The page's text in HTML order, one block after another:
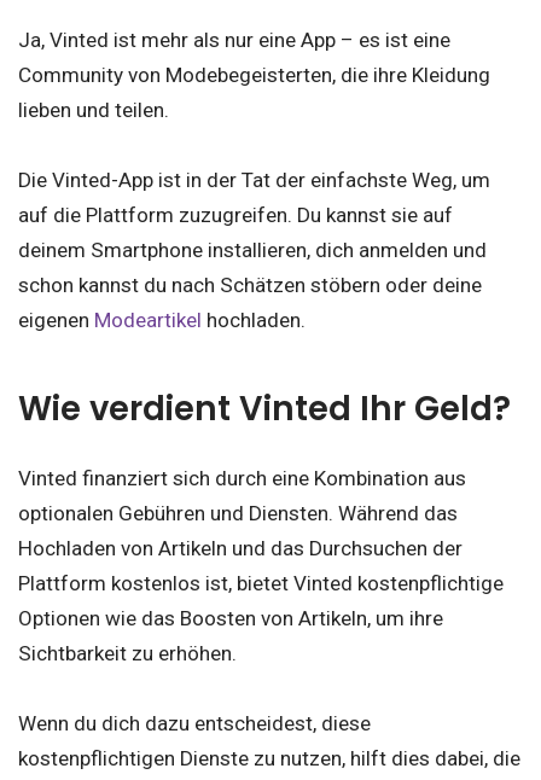
Ja, Vinted ist mehr als nur eine App – es ist eine
Community von Modebegeisterten, die ihre Kleidung
lieben und teilen.
Die Vinted-App ist in der Tat der einfachste Weg, um
auf die Plattform zuzugreifen. Du kannst sie auf
deinem Smartphone installieren, dich anmelden und
schon kannst du nach Schätzen stöbern oder deine
eigenen Modeartikel hochladen.
Wie verdient Vinted Ihr Geld?
Vinted finanziert sich durch eine Kombination aus
optionalen Gebühren und Diensten. Während das
Hochladen von Artikeln und das Durchsuchen der
Plattform kostenlos ist, bietet Vinted kostenpflichtige
Optionen wie das Boosten von Artikeln, um ihre
Sichtbarkeit zu erhöhen.
Wenn du dich dazu entscheidest, diese
kostenpflichtigen Dienste zu nutzen, hilft dies dabei, die